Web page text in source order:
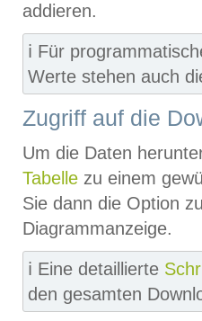
addieren.
ℹ️ Für
Werte stehen auch
Zugriff auf die
Um die Daten
Tabelle zu einem
Sie dann die Option
Diagrammanzeige.
ℹ️ Eine detaillierte
den gesamten